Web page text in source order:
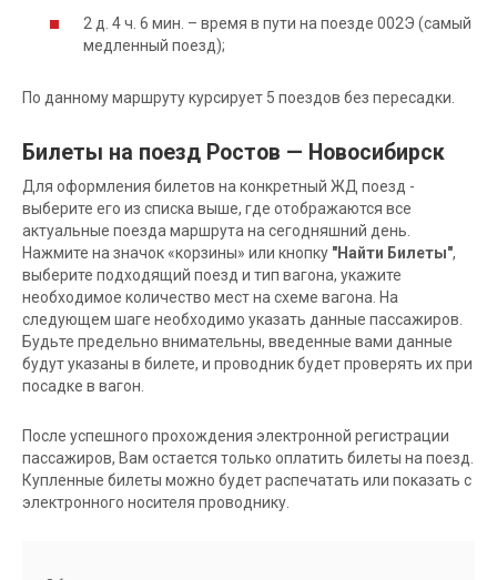
2 д. 4 ч. 6 мин. – время в пути на поезде 002Э (самый
медленный поезд);
По данному маршруту курсирует 5 поездов без пересадки.
Билеты на поезд Ростов — Новосибирск
Для оформления билетов на конкретный ЖД поезд -
выберите его из списка выше, где отображаются все
актуальные поезда маршрута на сегодняшний день.
Нажмите на значок «корзины» или кнопку "Найти Билеты",
выберите подходящий поезд и тип вагона, укажите
необходимое количество мест на схеме вагона. На
следующем шаге необходимо указать данные пассажиров.
Будьте предельно внимательны, введенные вами данные
будут указаны в билете, и проводник будет проверять их при
посадке в вагон.
После успешного прохождения электронной регистрации
пассажиров, Вам остается только оплатить билеты на поезд.
Купленные билеты можно будет распечатать или показать с
электронного носителя проводнику.